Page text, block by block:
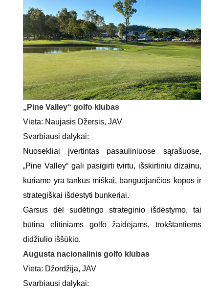
„Pine Valley“ golfo klubas
Vieta: Naujasis Džersis, JAV
Svarbiausi dalykai:
Nuosekliai įvertintas pasauliniuose sąrašuose,
„Pine Valley“ gali pasigirti tvirtu, išskirtiniu dizainu,
kuriame yra tankūs miškai, banguojančios kopos ir
strategiškai išdėstyti bunkeriai.
Garsus dėl sudėtingo strateginio išdėstymo, tai
būtina elitiniams golfo žaidėjams, trokštantiems
didžiulio iššūkio.
Augusta nacionalinis golfo klubas
Vieta: Džordžija, JAV
Svarbiausi dalykai: